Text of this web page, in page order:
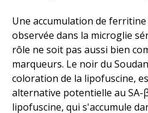
Une accumulation de
observée dans la microglie
rôle ne soit pas aussi bien
marqueurs. Le noir du
coloration de la lipofuscine,
alternative potentielle au SA-
lipofuscine, qui s'accumule